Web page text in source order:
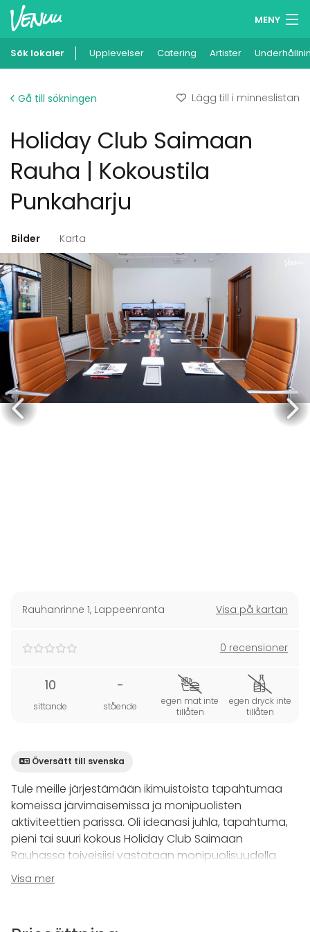
MENY
Minneslista
Lägg till din lokal
Sök lokaler Upplevelser Catering Artister
Gå till sökningen Lägg till i minneslistan
Holiday Club Saimaan
Rauha | Kokoustila
Punkaharju
Bilder Karta
Rauhanrinne 1, Lappeenranta Visa på kartan
0 recensioner
10
sittande
-
stående
egen mat inte
tillåten
egen dryck inte
tillåten
Översätt till svenska
Tule meille järjestämään ikimuistoista tapahtumaa
komeissa järvimaisemissa ja monipuolisten
aktiviteettien parissa. Oli ideanasi juhla, tapahtuma,
pieni tai suuri kokous Holiday Club Saimaan
Rauhassa toiveisiisi vastataan monipuolisuudella.
Punkaharjun
Visa mer